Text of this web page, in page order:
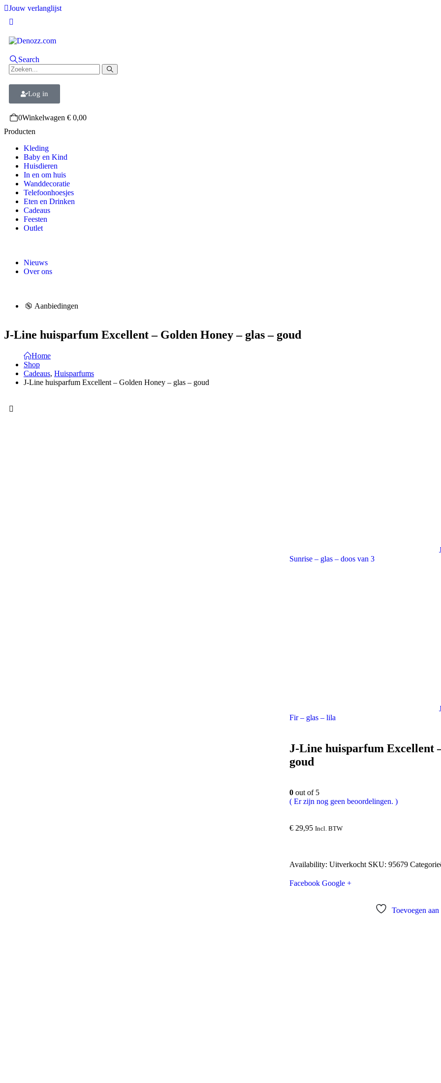
Jouw verlanglijst
Search
Log in
0Winkelwagen€ 0,00
Producten
Kleding
Baby en Kind
Huisdieren
In en om huis
Wanddecoratie
Telefoonhoesjes
Eten en Drinken
Cadeaus
Feesten
Outlet
Nieuws
Over ons
Aanbiedingen
J-Line huisparfum Excellent – Golden Honey – glas – goud
Home
Shop
Cadeaus, Huisparfums
J-Line huisparfum Excellent – Golden Honey – glas – goud
Sunrise – glas – doos van 3
Fir – glas – lila
J-Line huisparfum Excellent
goud
0 out of 5
( Er zijn nog geen beoordelingen. )
€ 29,95 Incl. BTW
Availability: Uitverkocht SKU: 95679
Facebook Google +
Toevoegen